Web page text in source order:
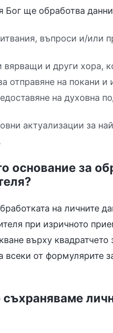
ще обработва
въпроси и/или
вярващи и други хора,
отправяне на покани и
на духовна
актуализации за
основание за
на личните
при изричното
върху квадратчето
всеки от формулярите